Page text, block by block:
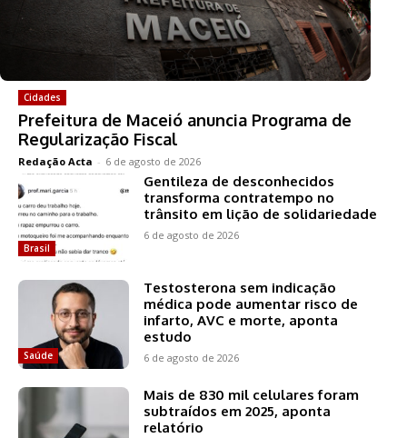
Cidades
Prefeitura de Maceió anuncia Programa de
Regularização Fiscal
Redação Acta - 6 de agosto de 2026
Brasil
Gentileza de desconhecidos
transforma contratempo no
trânsito em lição de solidariedade
6 de agosto de 2026
Saúde
Testosterona sem indicação
médica pode aumentar risco de
infarto, AVC e morte, aponta
estudo
6 de agosto de 2026
Mais de 830 mil celulares foram
subtraídos em 2025, aponta
relatório